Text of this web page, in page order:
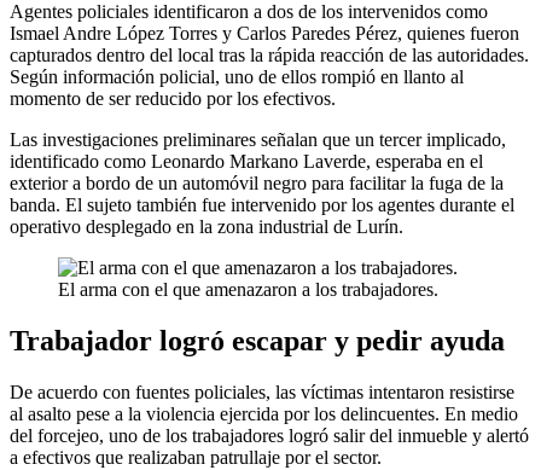
Agentes policiales identificaron a dos de los intervenidos como
Ismael Andre López Torres y Carlos Paredes Pérez, quienes fueron
capturados dentro del local tras la rápida reacción de las autoridades.
Según información policial, uno de ellos rompió en llanto al
momento de ser reducido por los efectivos.
Las investigaciones preliminares señalan que un tercer implicado,
identificado como Leonardo Markano Laverde, esperaba en el
exterior a bordo de un automóvil negro para facilitar la fuga de la
banda. El sujeto también fue intervenido por los agentes durante el
operativo desplegado en la zona industrial de Lurín.
El arma con el que amenazaron a los trabajadores.
Trabajador logró escapar y pedir ayuda
De acuerdo con fuentes policiales, las víctimas intentaron resistirse
al asalto pese a la violencia ejercida por los delincuentes. En medio
del forcejeo, uno de los trabajadores logró salir del inmueble y alertó
a efectivos que realizaban patrullaje por el sector.